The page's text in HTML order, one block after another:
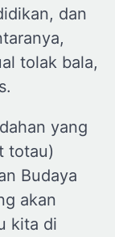
dan
tolak bala,
yang
totau)
Budaya
akan
kita di